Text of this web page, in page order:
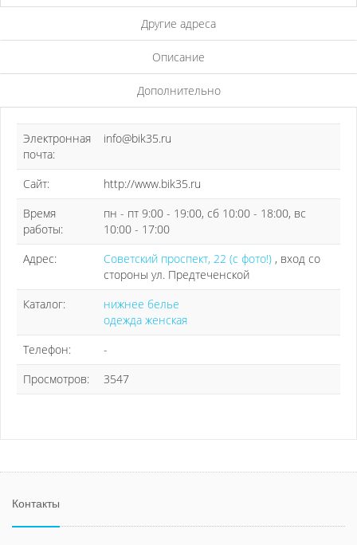
Другие адреса
Описание
Дополнительно
Электронная
почта:
info@bik35.ru
Сайт:
http://www.bik35.ru
Время
работы:
пн - пт 9:00 - 19:00, сб 10:00 - 18:00, вс
10:00 - 17:00
Адрес:
Советский проспект, 22 (с фото!) , вход со
стороны ул. Предтеченской
Каталог:
нижнее белье
одежда женская
Телефон:
-
Просмотров:
3547
Контакты